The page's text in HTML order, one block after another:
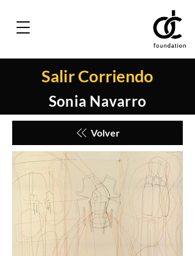
Salir Corriendo
Sonia Navarro
Volver